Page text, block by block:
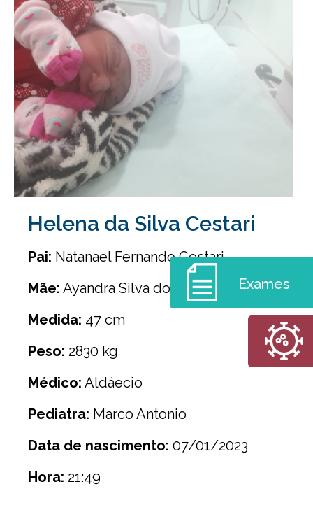
Helena da Silva Cestari
Pai: Natanael Fernando Cestari
Mãe: Ayandra Silva dos Santos
Medida: 47 cm
Peso: 2830 kg
Médico: Aldáecio
Pediatra: Marco Antonio
Data de nascimento: 07/01/2023
Hora: 21:49
Exames